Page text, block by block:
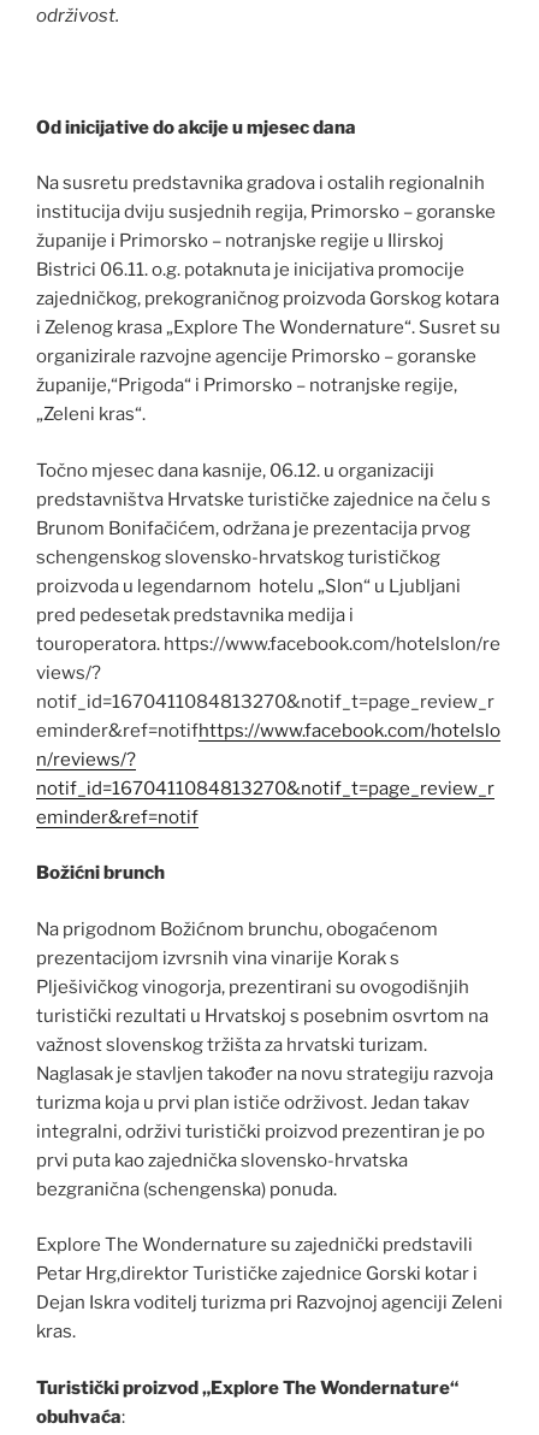
održivost.
Od inicijative do akcije u mjesec dana
Na susretu predstavnika gradova i ostalih regionalnih
institucija dviju susjednih regija, Primorsko – goranske
županije i Primorsko – notranjske regije u Ilirskoj
Bistrici 06.11. o.g. potaknuta je inicijativa promocije
zajedničkog, prekograničnog proizvoda Gorskog kotara
i Zelenog krasa „Explore The Wondernature“. Susret su
organizirale razvojne agencije Primorsko – goranske
županije,“Prigoda“ i Primorsko – notranjske regije,
„Zeleni kras“.
Točno mjesec dana kasnije, 06.12. u organizaciji
predstavništva Hrvatske turističke zajednice na čelu s
Brunom Bonifačićem, održana je prezentacija prvog
schengenskog slovensko-hrvatskog turističkog
proizvoda u legendarnom hotelu „Slon“ u Ljubljani
pred pedesetak predstavnika medija i
touroperatora. https://www.facebook.com/hotelslon/re
views/?
notif_id=1670411084813270&notif_t=page_review_r
eminder&ref=notifhttps://www.facebook.com/hotelslo
n/reviews/?
notif_id=1670411084813270&notif_t=page_review_r
eminder&ref=notif
Božićni brunch
Na prigodnom Božićnom brunchu, obogaćenom
prezentacijom izvrsnih vina vinarije Korak s
Plješivičkog vinogorja, prezentirani su ovogodišnjih
turistički rezultati u Hrvatskoj s posebnim osvrtom na
važnost slovenskog tržišta za hrvatski turizam.
Naglasak je stavljen također na novu strategiju razvoja
turizma koja u prvi plan ističe održivost. Jedan takav
integralni, održivi turistički proizvod prezentiran je po
prvi puta kao zajednička slovensko-hrvatska
bezgranična (schengenska) ponuda.
Explore The Wondernature su zajednički predstavili
Petar Hrg,direktor Turističke zajednice Gorski kotar i
Dejan Iskra voditelj turizma pri Razvojnoj agenciji Zeleni
kras.
Turistički proizvod „Explore The Wondernature“
obuhvaća: